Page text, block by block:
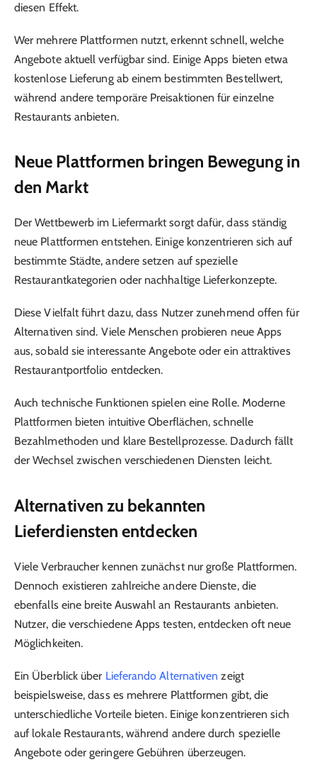
diesen Effekt.
Wer mehrere Plattformen nutzt, erkennt schnell, welche
Angebote aktuell verfügbar sind. Einige Apps bieten etwa
kostenlose Lieferung ab einem bestimmten Bestellwert,
während andere temporäre Preisaktionen für einzelne
Restaurants anbieten.
Neue Plattformen bringen Bewegung in
den Markt
Der Wettbewerb im Liefermarkt sorgt dafür, dass ständig
neue Plattformen entstehen. Einige konzentrieren sich auf
bestimmte Städte, andere setzen auf spezielle
Restaurantkategorien oder nachhaltige Lieferkonzepte.
Diese Vielfalt führt dazu, dass Nutzer zunehmend offen für
Alternativen sind. Viele Menschen probieren neue Apps
aus, sobald sie interessante Angebote oder ein attraktives
Restaurantportfolio entdecken.
Auch technische Funktionen spielen eine Rolle. Moderne
Plattformen bieten intuitive Oberflächen, schnelle
Bezahlmethoden und klare Bestellprozesse. Dadurch fällt
der Wechsel zwischen verschiedenen Diensten leicht.
Alternativen zu bekannten
Lieferdiensten entdecken
Viele Verbraucher kennen zunächst nur große Plattformen.
Dennoch existieren zahlreiche andere Dienste, die
ebenfalls eine breite Auswahl an Restaurants anbieten.
Nutzer, die verschiedene Apps testen, entdecken oft neue
Möglichkeiten.
Ein Überblick über Lieferando Alternativen zeigt
beispielsweise, dass es mehrere Plattformen gibt, die
unterschiedliche Vorteile bieten. Einige konzentrieren sich
auf lokale Restaurants, während andere durch spezielle
Angebote oder geringere Gebühren überzeugen.